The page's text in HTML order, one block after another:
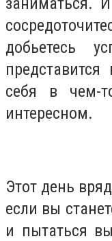
добьетесь
себя в чем-
интересном.
Этот день
если вы
и пытаться